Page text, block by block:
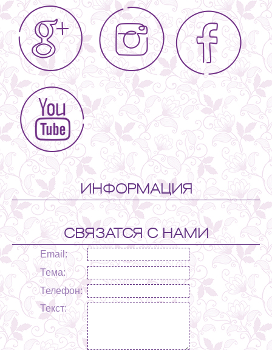
ИНФОРМАЦИЯ
СВЯЗАТСЯ С НАМИ
Email:
Тема:
Телефон:
Текст: